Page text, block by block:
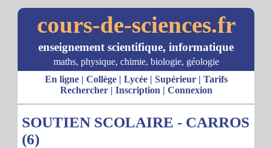
cours-de-sciences.fr
enseignement scientifique, informatique
maths, physique, chimie, biologie, géologie
En ligne| Collège| Lycée| Supérieur| Tarifs
Rechercher| Inscription | Connexion
SOUTIEN SCOLAIRE - CARROS
(6)